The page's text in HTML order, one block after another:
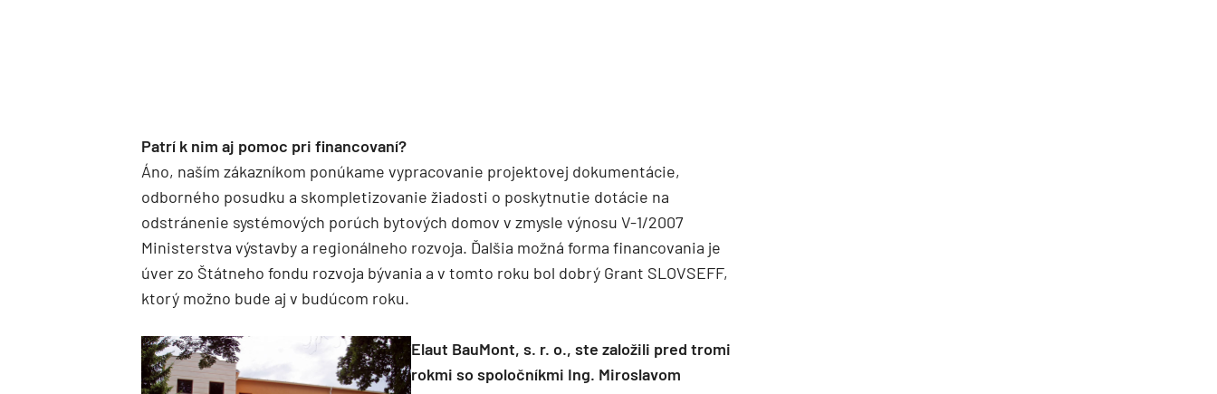
Patrí k nim aj pomoc pri financovaní?
Áno, naším zákazníkom ponúkame vypracovanie projektovej dokumentácie,
odborného posudku a skompletizovanie žiadosti o poskytnutie dotácie na
odstránenie systémových porúch bytových domov v zmysle výnosu V-1/2007
Ministerstva výstavby a regionálneho rozvoja. Ďalšia možná forma financovania je
úver zo Štátneho fondu rozvoja bývania a v tomto roku bol dobrý Grant SLOVSEFF,
ktorý možno bude aj v budúcom roku.
Elaut BauMont, s. r. o., ste založili pred tromi
rokmi so spoločníkmi Ing. Miroslavom